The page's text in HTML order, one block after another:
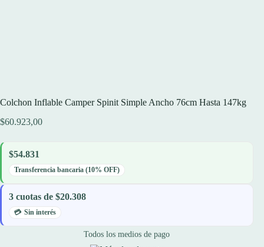
Colchon Inflable Camper Spinit Simple Ancho 76cm Hasta 147kg
$60.923,00
$54.831
Transferencia bancaria (10% OFF)
3 cuotas de $20.308
Sin interés
Todos los medios de pago